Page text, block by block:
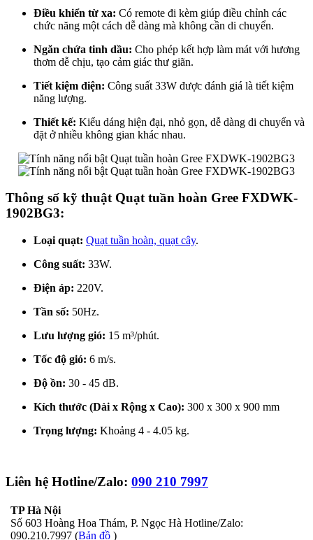
Điều khiển từ xa: Có remote đi kèm giúp điều chỉnh các
chức năng một cách dễ dàng mà không cần di chuyển.
Ngăn chứa tinh dầu: Cho phép kết hợp làm mát với hương
thơm dễ chịu, tạo cảm giác thư giãn.
Tiết kiệm điện: Công suất 33W được đánh giá là tiết kiệm
năng lượng.
Thiết kế: Kiểu dáng hiện đại, nhỏ gọn, dễ dàng di chuyển và
đặt ở nhiều không gian khác nhau.
Thông số kỹ thuật Quạt tuần hoàn Gree FXDWK-
1902BG3:
Loại quạt: Quạt tuần hoàn, quạt cây.
Công suất: 33W.
Điện áp: 220V.
Tần số: 50Hz.
Lưu lượng gió: 15 m³/phút.
Tốc độ gió: 6 m/s.
Độ ồn: 30 - 45 dB.
Kích thước (Dài x Rộng x Cao): 300 x 300 x 900 mm
Trọng lượng: Khoảng 4 - 4.05 kg.
Liên hệ Hotline/Zalo: 090 210 7997
TP Hà Nội
Số 603 Hoàng Hoa Thám, P. Ngọc Hà Hotline/Zalo:
090.210.7997 (Bản đồ )